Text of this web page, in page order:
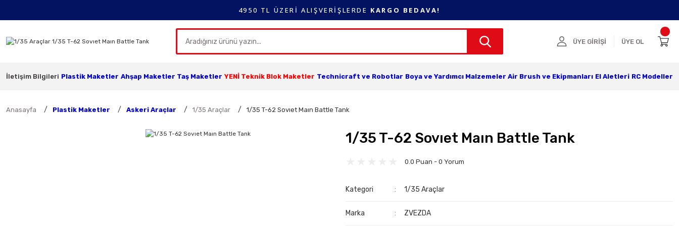
4950 TL ÜZERİ ALIŞVERİŞLERDE KARGO BEDAVA!
ÜYE GİRİŞİ ÜYE OL
İletişim Bilgileri Plastik Maketler Ahşap Maketler Taş Maketler YENİ Teknik Blok Maketler Technicraft ve Robotlar Boya ve Yardımcı Malzemeler Air Brush ve Ekipmanları El Aletleri RC Modeller
Anasayfa Plastik Maketler Askeri Araçlar 1/35 Araçlar 1/35 T-62 Sovıet Maın Battle Tank
1/35 T-62 Sovıet Maın Battle Tank
0.0 Puan - 0 Yorum
Kategori 1/35 Araçlar
Marka ZVEZDA